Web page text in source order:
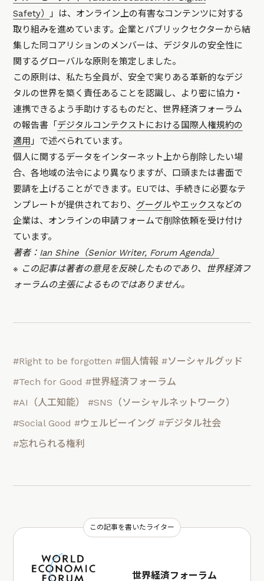
Safety）
」は、オンライン上の有害なコンテンツに対する
取り組みを進めています。企業とパブリックセクターから結
集した同コアリションのメンバーは、デジタルの安全性に
関するグローバルな原則を策定しました。
この原則は、私たち全員が、安全で実りある革新的なデジ
タルの世界を築く責任あることを認識し、より密に協力・
連携できるよう手助けするものだと、世界経済フォーラム
の報告書「 デジタルコンテクストにおける国際人権規約の
適用 」で述べられています。
個人に関するデータをインターネット上から削除したい場
合、各地域の法令により異なりますが、口頭または書面で
要請を上げることができます。EUでは、手続きに必要なテ
ンプレートが提供されており、 グーグルやエックスなどの
企業は、オンラインの申請フォームで削除依頼を受け付け
ています。
著者： Ian Shine（Senior Writer, Forum Agenda）
※ この記事は著者の意見を反映したものであり、世界経済フ
ォーラムの主張によるものではありません。
#Right to be forgotten #個人情報 #ソーシャルグッド
#Tech for Good #世界経済フォーラム
#AI（人工知能）
#SNS（ソーシャルネットワーク）
#Social Good #ウェルビーイング #デジタル社会
#忘れられる権利
この記事を書いたライター
世界経済フォーラム